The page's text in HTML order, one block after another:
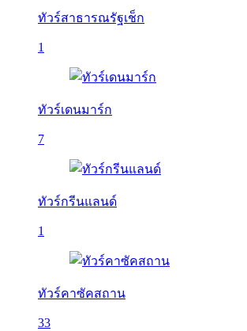
ทัวร์สาธารณรัฐเช็ก
1
ทัวร์เดนมาร์ก
7
ทัวร์กรีนแลนด์
1
ทัวร์คาซัคสถาน
33